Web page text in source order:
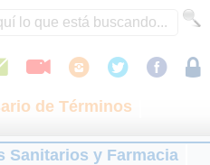
de Términos
Sanitarios y Farmacia